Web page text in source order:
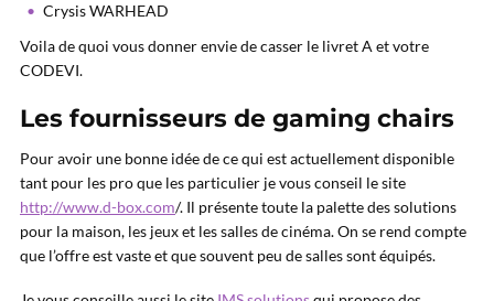
Crysis WARHEAD
Voila de quoi vous donner envie de casser le livret A et votre
CODEVI.
Les fournisseurs de gaming chairs
Pour avoir une bonne idée de ce qui est actuellement disponible
tant pour les pro que les particulier je vous conseil le site
http://www.d-box.com/. Il présente toute la palette des solutions
pour la maison, les jeux et les salles de cinéma. On se rend compte
que l’offre est vaste et que souvent peu de salles sont équipés.